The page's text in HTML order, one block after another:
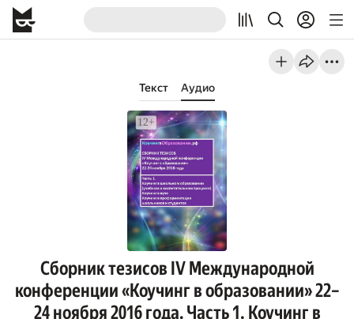
Текст Аудио
Сборник тезисов IV Международной
конференции «Коучинг в образовании» 22–
24 ноября 2016 года. Часть 1. Коучинг в